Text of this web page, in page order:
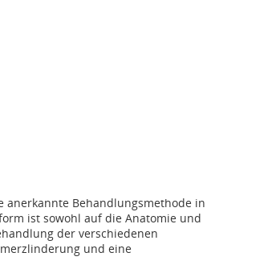
anerkannte Behandlungsmethode in
ist sowohl auf die Anatomie und
der verschiedenen
und eine